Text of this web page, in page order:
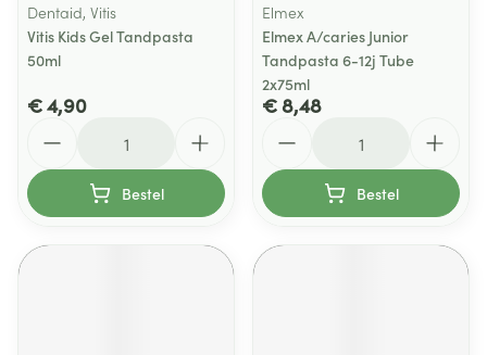
Dentaid, Vitis
Vitis Kids Gel Tandpasta
50ml
€ 4,90
Bestel
Elmex
Elmex A/caries Junior
Tandpasta 6-12j Tube
2x75ml
€ 8,48
Bestel